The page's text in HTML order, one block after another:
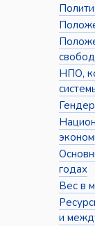
НПО,
годах
Вес в
и